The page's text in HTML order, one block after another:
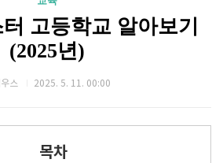
고등학교 알아보기
(2025년)
스 2025. 5. 11. 00:00
목차